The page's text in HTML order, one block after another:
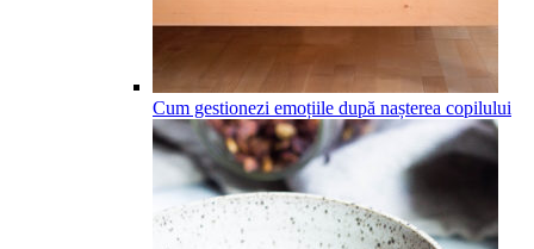
Cum gestionezi emoțiile după nașterea copilului